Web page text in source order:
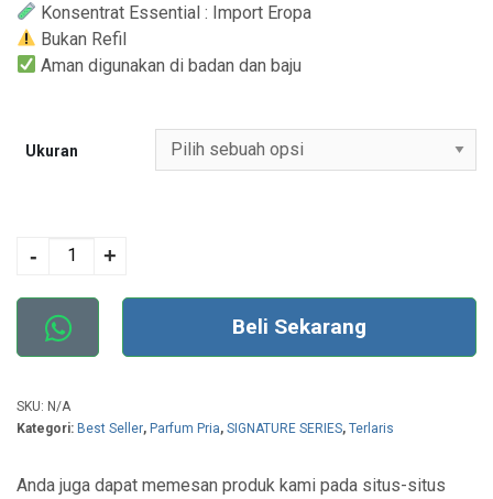
Konsentrat Essential : Import Eropa
Bukan Refil
Aman digunakan di badan dan baju
Ukuran
FOCUS - Parfum
- +
Beli Sekarang
SKU: N/A
Kategori: Best Seller, Parfum Pria, SIGNATURE SERIES, Terlaris
Anda juga dapat memesan produk kami pada situs-situs